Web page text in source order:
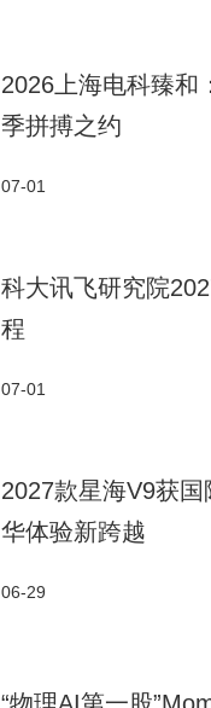
2026上海电科臻和
季拼搏之约
07-01
科大讯飞研究院
程
07-01
2027款星海V9获
华体验新跨越
06-29